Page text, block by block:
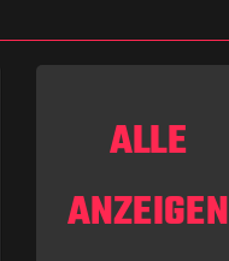
ALLE
ANZEIGEN